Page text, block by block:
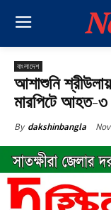
বাংলাদেশ
আশাশুনি
মারপিটে আহত-৩
By dakshinbangla